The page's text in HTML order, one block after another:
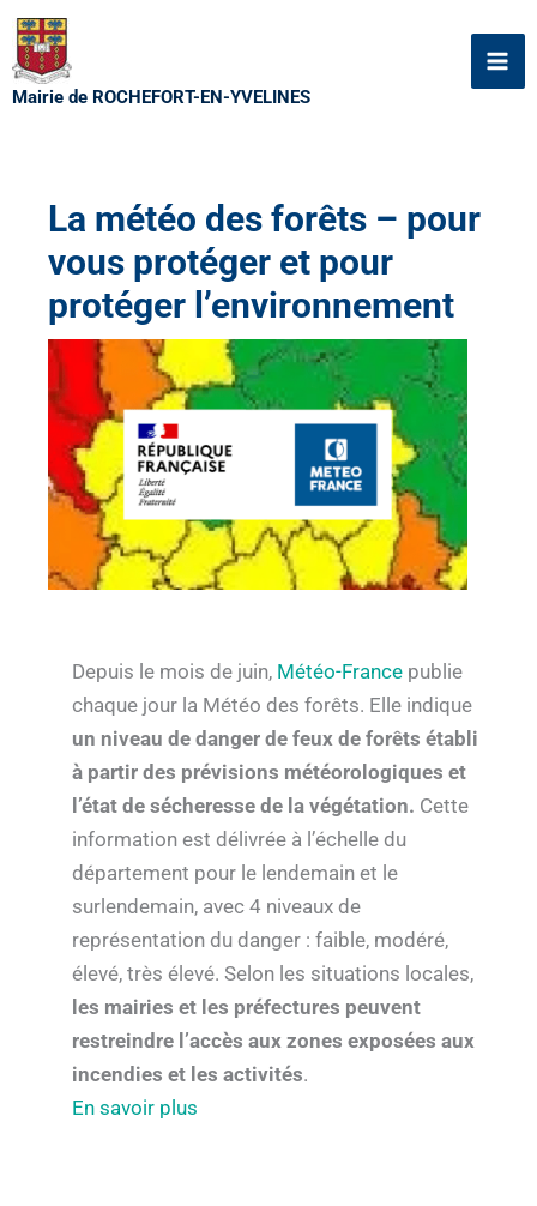
Aller
au
contenu
Mairie de ROCHEFORT-EN-YVELINES
La météo des forêts – pour
vous protéger et pour
protéger l’environnement
Depuis le mois de juin, Météo-France publie
chaque jour la Météo des forêts. Elle indique
un niveau de danger de feux de forêts établi
à partir des prévisions météorologiques et
l’état de sécheresse de la végétation. Cette
information est délivrée à l’échelle du
département pour le lendemain et le
surlendemain, avec 4 niveaux de
représentation du danger : faible, modéré,
élevé, très élevé. Selon les situations locales,
les mairies et les préfectures peuvent
restreindre l’accès aux zones exposées aux
incendies et les activités.
En savoir plus